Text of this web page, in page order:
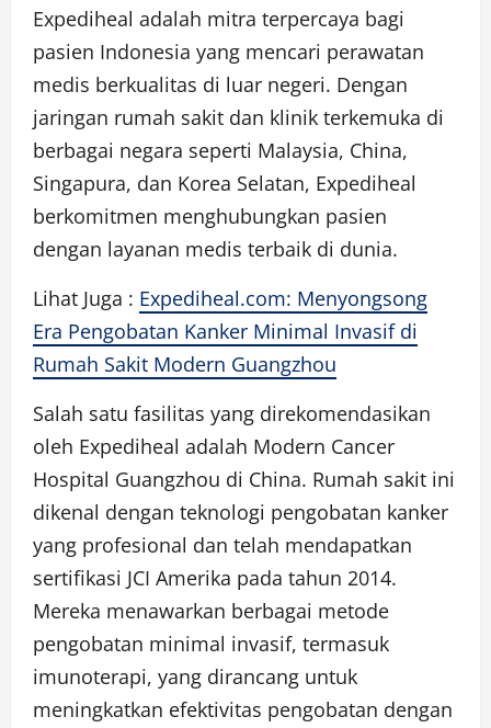
Expediheal adalah mitra terpercaya bagi
pasien Indonesia yang mencari perawatan
medis berkualitas di luar negeri. Dengan
jaringan rumah sakit dan klinik terkemuka di
berbagai negara seperti Malaysia, China,
Singapura, dan Korea Selatan, Expediheal
berkomitmen menghubungkan pasien
dengan layanan medis terbaik di dunia.
Lihat Juga : Expediheal.com: Menyongsong
Era Pengobatan Kanker Minimal Invasif di
Rumah Sakit Modern Guangzhou
Salah satu fasilitas yang direkomendasikan
oleh Expediheal adalah Modern Cancer
Hospital Guangzhou di China. Rumah sakit ini
dikenal dengan teknologi pengobatan kanker
yang profesional dan telah mendapatkan
sertifikasi JCI Amerika pada tahun 2014.
Mereka menawarkan berbagai metode
pengobatan minimal invasif, termasuk
imunoterapi, yang dirancang untuk
meningkatkan efektivitas pengobatan dengan